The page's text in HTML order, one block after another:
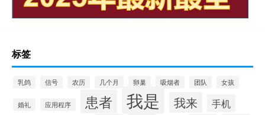
标签
乳鸽 信号 农历 几个月 卵巢 吸烟者 团队 女孩
婚礼 应用程序 患者 我是 我来 手机